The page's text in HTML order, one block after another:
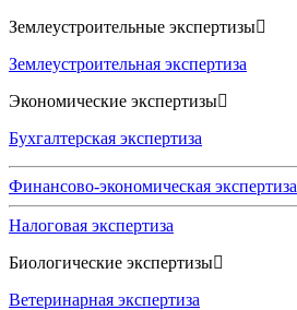
Землеустроительные экспертизы
Землеустроительная экспертиза
Экономические экспертизы
Бухгалтерская экспертиза
Финансово-экономическая экспертиза
Налоговая экспертиза
Биологические экспертизы
Ветеринарная экспертиза